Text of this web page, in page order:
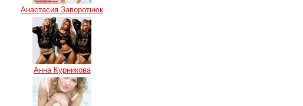
Анастасия Заворотнюк
Анна Курникова